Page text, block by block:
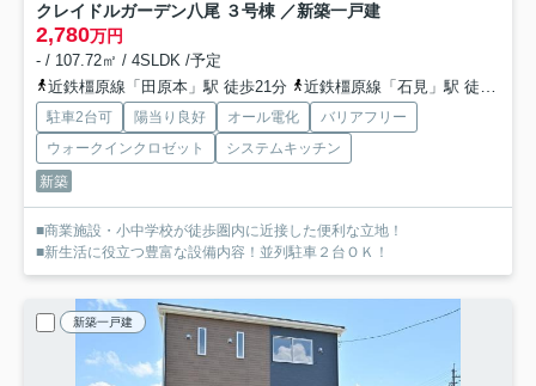
クレイドルガーデン八尾 ３号棟 ／新築一戸建
2,780万円
- / 107.72㎡ / 4SLDK /予定
近鉄橿原線「田原本」駅 徒歩21分
近鉄橿原線「石見」駅 徒歩17分
駐車2台可 陽当り良好 オール電化
バリアフリー
ウォークインクロゼット
システムキッチン
新築
■商業施設・小中学校が徒歩圏内に近接した便利な立地！
■新生活に役立つ豊富な設備内容！並列駐車２台ＯＫ！
新築一戸建